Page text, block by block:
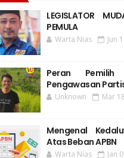
LEGISLATOR
PEMULA
Warta Nias Jun
Peran
Pengawasan
Unknown Mar
Mengenal
Atas Beban APBN
Warta Nias Jan